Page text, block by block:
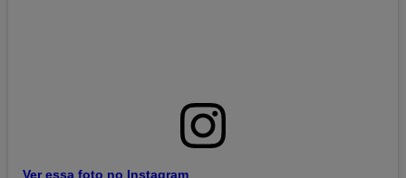
Ver essa foto no Instagram